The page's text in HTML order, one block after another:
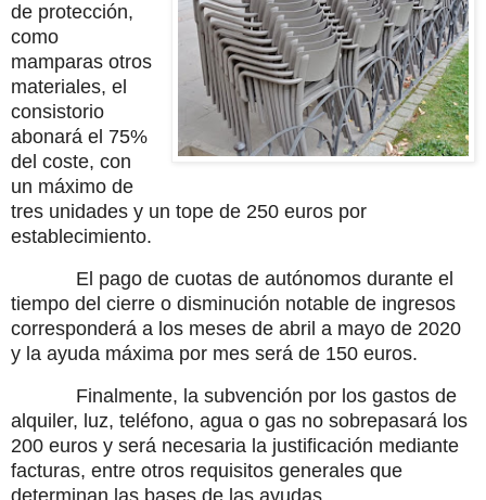
de protección,
como
mamparas otros
materiales, el
consistorio
abonará el 75%
del coste, con
un máximo de
tres unidades y un tope de 250 euros por
establecimiento.
El pago de cuotas de autónomos durante el
tiempo del cierre o disminución notable de ingresos
corresponderá a los meses de abril a mayo de 2020
y la ayuda máxima por mes será de 150 euros.
Finalmente, la subvención por los gastos de
alquiler, luz, teléfono, agua o gas no sobrepasará los
200 euros y será necesaria la justificación mediante
facturas, entre otros requisitos generales que
determinan las bases de las ayudas.